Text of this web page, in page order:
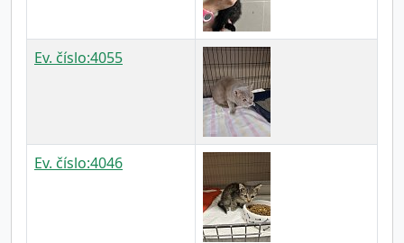
Ev. číslo:4055
Ev. číslo:4046